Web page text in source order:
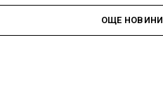
ОЩЕ НОВИНИ